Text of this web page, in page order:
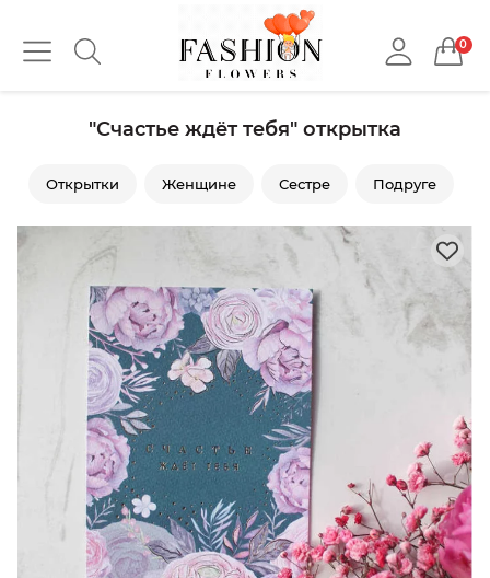
0
"Счастье ждёт тебя" открытка
Открытки Женщине Сестре Подруге